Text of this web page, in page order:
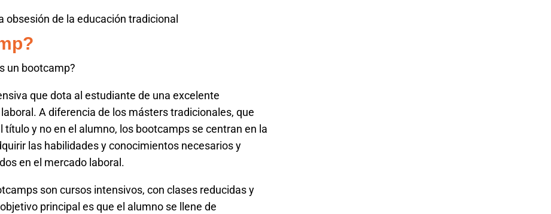
obsesión de la educación tradicional
un bootcamp?
que dota al estudiante de una excelente
A diferencia de los másters tradicionales, que
y no en el alumno, los bootcamps se centran en la
las habilidades y conocimientos necesarios y
en el mercado laboral.
son cursos intensivos, con clases reducidas y
principal es que el alumno se llene de